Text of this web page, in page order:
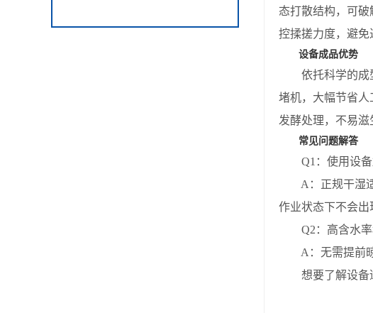
态打散结构，可
控揉搓力度，避免
设备成品优势
依托科学的成型
堵机，大幅节省人
发酵处理，不易滋
常见问题解答
Q1：使用设备
A：正规干湿适
作业状态下不会出
Q2：高含水率
A：无需提前晾
想要了解设备适